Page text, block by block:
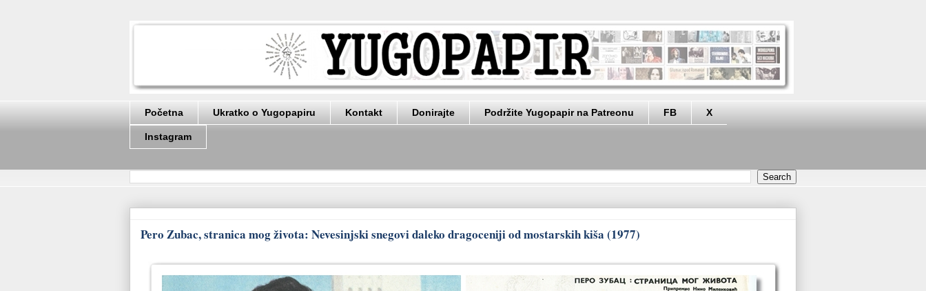
Početna Ukratko o Yugopapiru Kontakt Donirajte Podržite Yugopapir na Patreonu FB X
Instagram
Pero Zubac, stranica mog života: Nevesinjski snegovi daleko dragoceniji od mostarskih kiša (1977)